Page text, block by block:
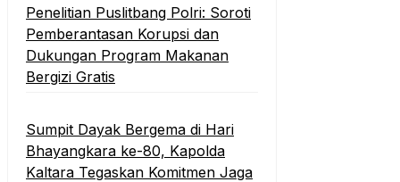
Penelitian Puslitbang Polri: Soroti
Pemberantasan Korupsi dan
Dukungan Program Makanan
Bergizi Gratis
Sumpit Dayak Bergema di Hari
Bhayangkara ke-80, Kapolda
Kaltara Tegaskan Komitmen Jaga